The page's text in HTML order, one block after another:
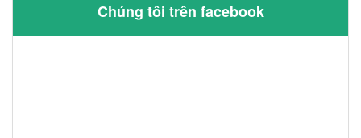
Chúng tôi trên facebook